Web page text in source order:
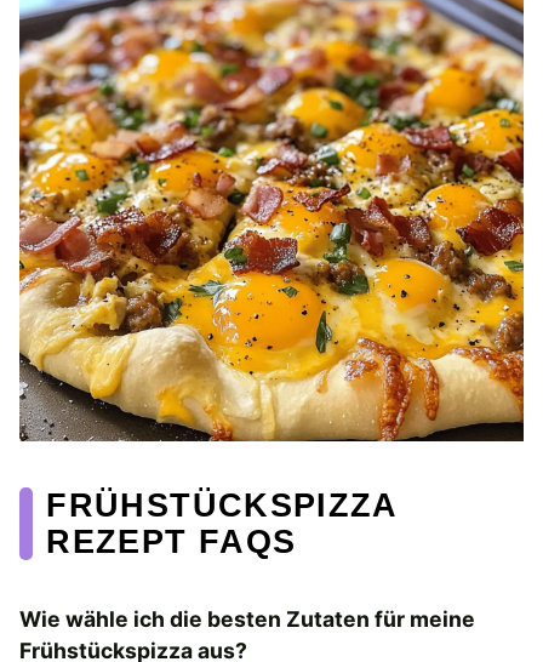
FRÜHSTÜCKSPIZZA
REZEPT FAQS
Wie wähle ich die besten Zutaten für meine
Frühstückspizza aus?